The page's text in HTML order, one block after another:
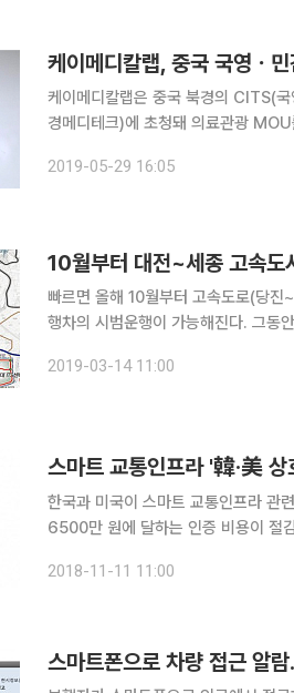
케이메디칼랩, 중국 국영ㆍ
케이메디칼랩은 중국 북경의 CITS(
경메디테크)에 초청돼 의료관광 MOU를 체결했다고
할 예정이다. 북경메디테크
2019-05-29 16:05
10월부터 대전~세종 고속도
빠르면 올해 10월부터 고속도로(당
행차의 시범운행이 가능해진다. 그동
참여형 자율주행협력 시험공간(리빙
2019-03-14 11:00
스마트 교통인프라 '韓·美
한국과 미국이 스마트 교통인프라 관
6500만 원에 달하는 인증 비용이 절감될 것으로 기대된다. 국
2018-11-11 11:00
스마트폰으로 차량 접근 알